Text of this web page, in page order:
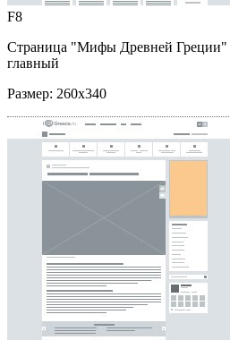
F8
Страница "Мифы Древней Греции"
главный
Размер: 260x340